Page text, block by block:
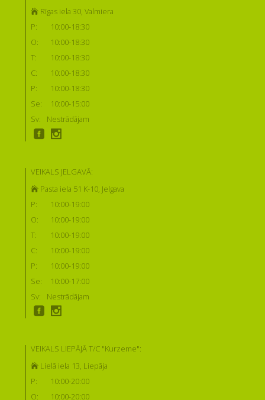
Rīgas iela 30, Valmiera
P:
10:00-18:30
O:
10:00-18:30
T:
10:00-18:30
C:
10:00-18:30
P:
10:00-18:30
Se:
10:00-15:00
Sv:
Nestrādājam
VEIKALS JELGAVĀ:
Pasta iela 51 K-10, Jelgava
P:
10:00-19:00
O:
10:00-19:00
T:
10:00-19:00
C:
10:00-19:00
P:
10:00-19:00
Se:
10:00-17:00
Sv:
Nestrādājam
VEIKALS LIEPĀJĀ T/C "Kurzeme":
Lielā iela 13, Liepāja
P:
10:00-20:00
O:
10:00-20:00